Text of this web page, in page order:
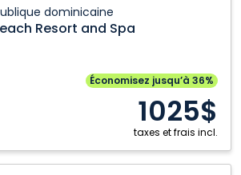
dominicaine
Resort and Spa
Économisez jusqu’à 36%
1025$
taxes et frais incl.